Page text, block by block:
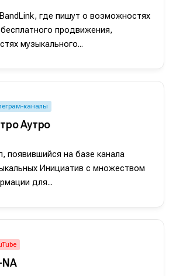
где пишут о возможностях
продвижения,
музыкального...
каналы
Аутро
появившийся на базе канала
Инициатив с множеством
для...
NA